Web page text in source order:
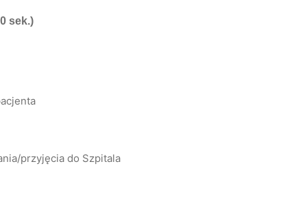
sek.)
przyjęcia do Szpitala